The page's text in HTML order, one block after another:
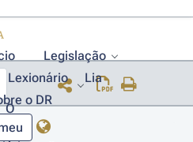
Legislação
Lexionário
Lia
o DR
O